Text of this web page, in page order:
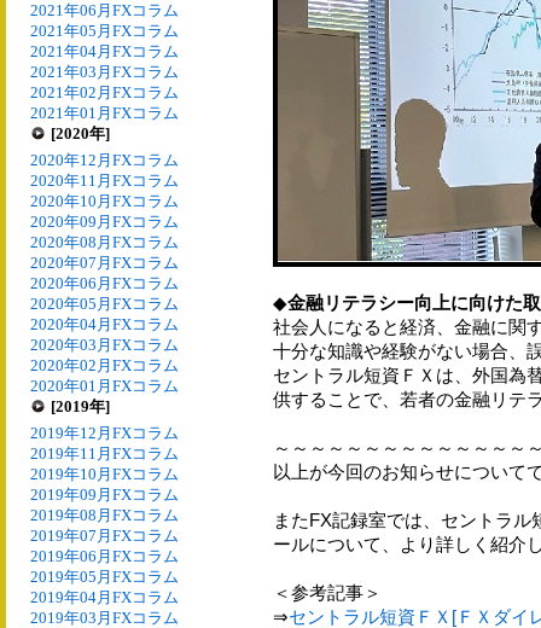
2021年06月FXコラム
2021年05月FXコラム
2021年04月FXコラム
2021年03月FXコラム
2021年02月FXコラム
2021年01月FXコラム
[2020年]
2020年12月FXコラム
2020年11月FXコラム
2020年10月FXコラム
2020年09月FXコラム
2020年08月FXコラム
2020年07月FXコラム
2020年06月FXコラム
2020年05月FXコラム
2020年04月FXコラム
2020年03月FXコラム
2020年02月FXコラム
2020年01月FXコラム
[2019年]
2019年12月FXコラム
2019年11月FXコラム
2019年10月FXコラム
2019年09月FXコラム
2019年08月FXコラム
2019年07月FXコラム
2019年06月FXコラム
2019年05月FXコラム
2019年04月FXコラム
2019年03月FXコラム
◆金融リテラシー向上に向けた
社会人になると経済、金融に関
十分な知識や経験がない場合、
セントラル短資ＦＸは、外国為
供することで、若者の金融リテ
～～～～～～～～～～～～～～
以上が今回のお知らせについて
またFX記録室では、セントラ
ールについて、より詳しく紹介
＜参考記事＞
⇒セントラル短資ＦＸ[ＦＸダイ